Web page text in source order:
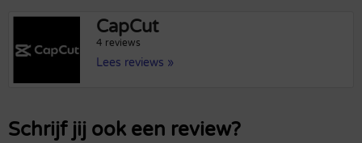
CapCut
4 reviews
Lees reviews »
Schrijf jij ook een review?